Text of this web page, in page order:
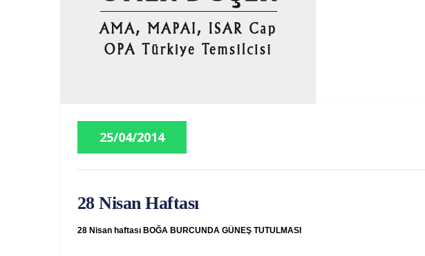
25/04/2014
28 Nisan Haftası
28 Nisan haftası BOĞA BURCUNDA GÜNEŞ TUTULMASI